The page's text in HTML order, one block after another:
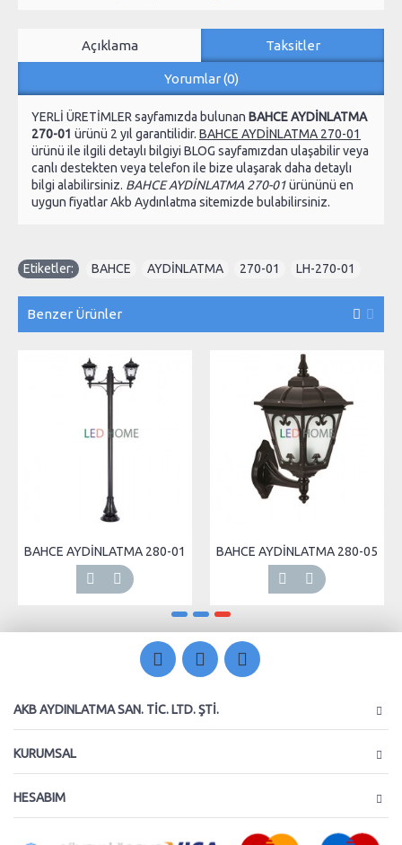
Açıklama Taksitler
Yorumlar (0)
YERLİ ÜRETİMLER sayfamızda bulunan BAHCE AYDİNLATMA
270-01 ürünü 2 yıl garantilidir. BAHCE AYDİNLATMA 270-01
ürünü ile ilgili detaylı bilgiyi BLOG sayfamızdan ulaşabilir veya
canlı destekten veya telefon ile bize ulaşarak daha detaylı
bilgi alabilirsiniz. BAHCE AYDİNLATMA 270-01ürününü en
uygun fiyatlar Akb Aydınlatma sitemizde bulabilirsiniz.
Etiketler: BAHCE AYDİNLATMA 270-01 LH-270-01
Benzer Ürünler
BAHCE AYDİNLATMA 280-01 BAHCE AYDİNLATMA 280-05
AKB AYDINLATMA SAN. TIC. LTD. ŞTI.
KURUMSAL
HESABIM